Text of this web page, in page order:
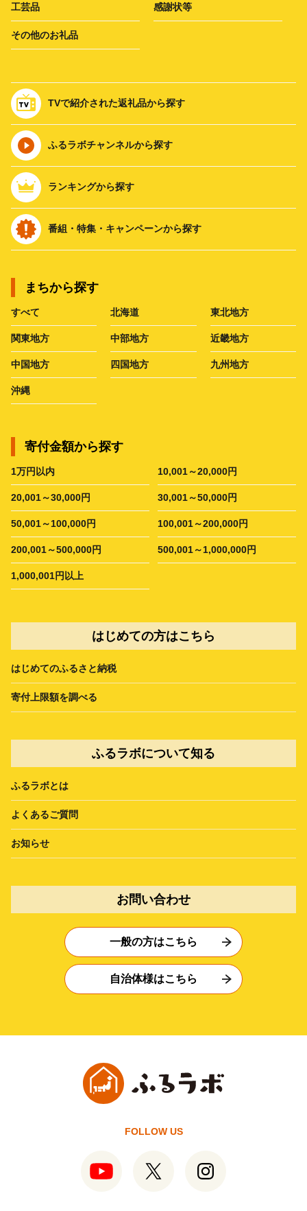
工芸品 感謝状等
その他のお礼品
TVで紹介された返礼品から探す
ふるラボチャンネルから探す
ランキングから探す
番組・特集・キャンペーンから探す
まちから探す
すべて 北海道 東北地方
関東地方 中部地方 近畿地方
中国地方 四国地方 九州地方
沖縄
寄付金額から探す
1万円以内 10,001～20,000円
20,001～30,000円 30,001～50,000円
50,001～100,000円 100,001～200,000円
200,001～500,000円 500,001～1,000,000円
1,000,001円以上
はじめての方はこちら
はじめてのふるさと納税
寄付上限額を調べる
ふるラボについて知る
ふるラボとは
よくあるご質問
お知らせ
お問い合わせ
一般の方はこちら
自治体様はこちら
FOLLOW US